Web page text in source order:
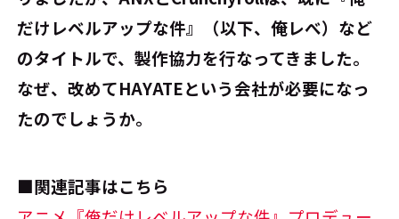
だけレベルアップな件』（以下、俺レべ）など
のタイトルで、製作協力を行なってきました。
なぜ、改めてHAYATEという会社が必要になっ
たのでしょうか。
■関連記事はこちら